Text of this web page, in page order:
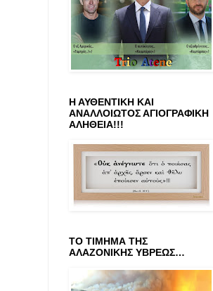
Η ΑΥΘΕΝΤΙΚΗ ΚΑΙ
ΑΝΑΛΛΟΙΩΤΟΣ ΑΓΙΟΓΡΑΦΙΚΗ
ΑΛΗΘΕΙΑ!!!
ΤΟ ΤΙΜΗΜΑ ΤΗΣ
ΑΛΑΖΟΝΙΚΗΣ ΥΒΡΕΩΣ…